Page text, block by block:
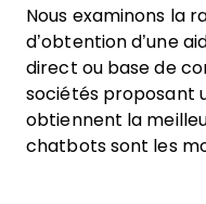
Nous examinons la
d’obtention d’une
direct ou base de
sociétés proposant
obtiennent la
chatbots sont les